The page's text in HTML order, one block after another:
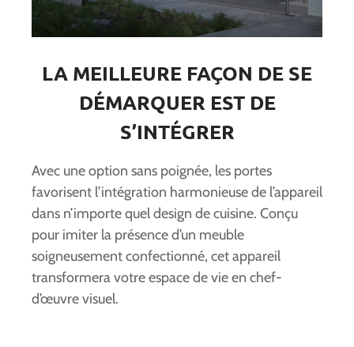
LA MEILLEURE FAÇON DE SE
DÉMARQUER EST DE
S’INTÉGRER
Avec une option sans poignée, les portes
favorisent l’intégration harmonieuse de l’appareil
dans n’importe quel design de cuisine. Conçu
pour imiter la présence d’un meuble
soigneusement confectionné, cet appareil
transformera votre espace de vie en chef-
d’œuvre visuel.